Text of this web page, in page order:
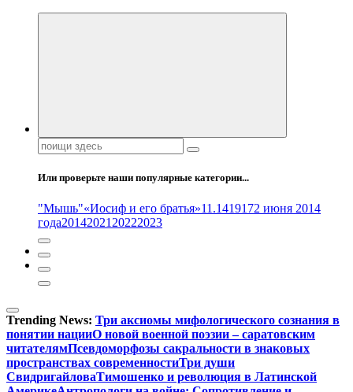
Поиск:
Или проверьте наши популярные категории...
"Мышь"«Иосиф и его братья»11.1419172 июня 2014
года20142021 20222023
Trending News: Три аксиомы мифологического сознания в
понятии нацииО новой военной поэзии – саратовским
читателямПсевдоморфозы сакральности в знаковых
пространствах современностиТри души
СвидригайловаТимошенко и революция в Латинской